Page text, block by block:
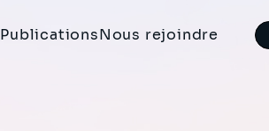
PublicationsNous rejoindre